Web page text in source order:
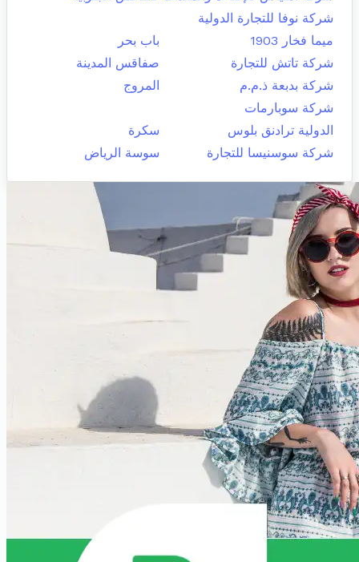
شركة نوفا للتجارة الدولية
ميما فخار 1903
باب بحر
شركة تاتش للتجارة
صفاقس المدينة
شركة بدبعة ذ.م.م
المروج
شركة سوبارمات
الدولية ترادنق بلوس
سكرة
شركة سوسنيسا للتجارة
سوسة الرياض